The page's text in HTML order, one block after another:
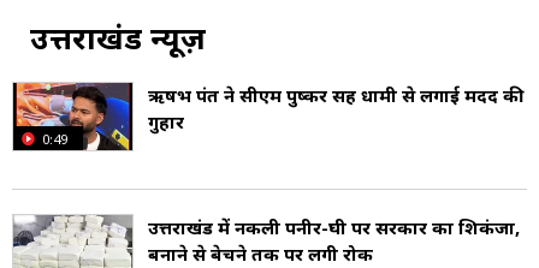
लोगों की मांग को देखते हुए हुए राज्य का आधिकारिक
नाम बदलकर उत्तराखंड कर दिया गया (State
formation).
लगी है. इसके पश्चिम में हिमाचल प्रदेश और दक्षिण में
उत्तराखंड न्यूज़
0:49
ऋषभ पंत ने सीएम पुष्कर सिंह धामी से लगाई मदद की
गुहार
उत्तराखंड में नकली पनीर-घी पर सरकार का शिकंजा,
बनाने से बेचने तक पर लगी रोक